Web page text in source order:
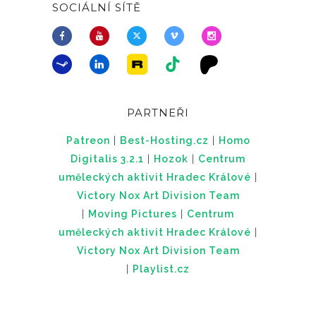
SOCIÁLNÍ SÍTĚ
PARTNEŘI
Patreon Best-Hosting.cz
Homo
Digitalis 3.2.1
Hozok
Centrum
uměleckých aktivit Hradec Králové
Victory Nox Art Division Team
Moving Pictures
Centrum
uměleckých aktivit Hradec Králové
Victory Nox Art Division Team
Playlist.cz